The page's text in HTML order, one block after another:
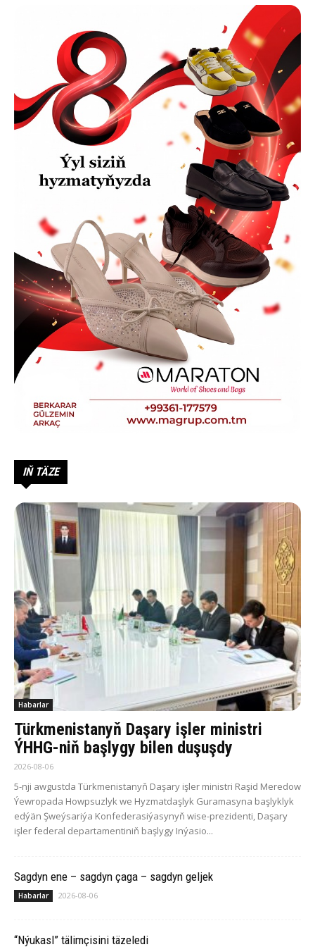
IŇ TÄZE
Habarlar
Türkmenistanyň Daşary işler ministri
ÝHHG-niň başlygy bilen duşuşdy
2026-08-06
5-nji awgustda Türkmenistanyň Daşary işler ministri Raşid Meredow
Ýewropada Howpsuzlyk we Hyzmatdaşlyk Guramasyna başlyklyk
edýän Şweýsariýa Konfederasiýasynyň wise-prezidenti, Daşary
işler federal departamentiniň başlygy Inýasio...
Sagdyn ene – sagdyn çaga – sagdyn geljek
Habarlar 2026-08-06
“Nýukasl” tälimçisini täzeledi